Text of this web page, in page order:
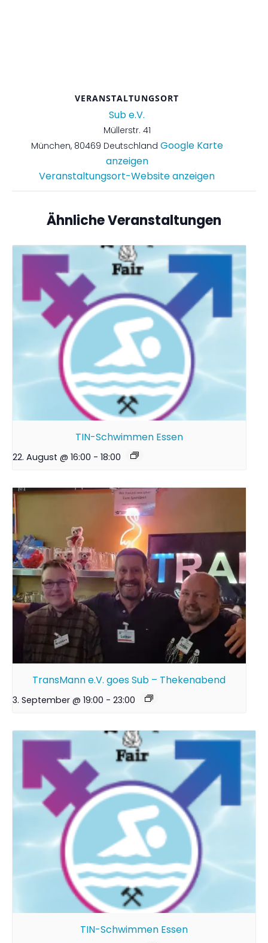
VERANSTALTUNGSORT
Sub e.V.
Müllerstr. 41
München, 80469 Deutschland Google Karte
anzeigen
Veranstaltungsort-Website anzeigen
Ähnliche Veranstaltungen
TIN-Schwimmen Essen
22. August @ 16:00 - 18:00
TransMann e.V. goes Sub – Thekenabend
3. September @ 19:00 - 23:00
TIN-Schwimmen Essen